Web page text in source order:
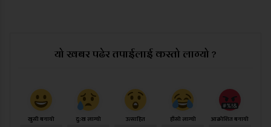
यो खबर पढेर तपाईलाई कस्तो लाग्यो ?
खुसी बनायो दु:ख लाग्यो उत्साहित हाँसो लाग्यो आक्रोशित बनायो